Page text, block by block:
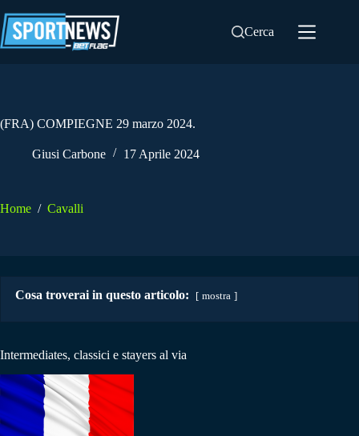
al
contenuto
Cerca
(FRA) COMPIEGNE 29 marzo 2024.
Giusi Carbone 17 Aprile 2024
Home / Cavalli
Cosa troverai in questo articolo: mostra
Intermediates, classici e stayers al via